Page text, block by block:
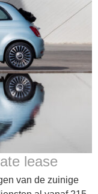
lease
van de zuinige